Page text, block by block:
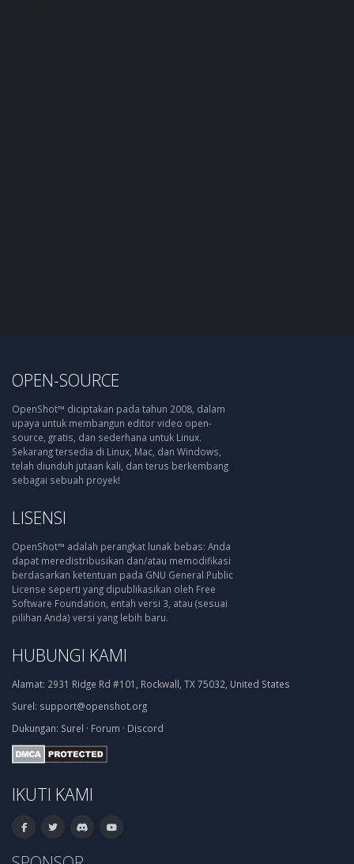
OPEN-SOURCE
OpenShot™ diciptakan pada tahun 2008, dalam
upaya untuk membangun editor video open-
source, gratis, dan sederhana untuk Linux.
Sekarang tersedia di Linux, Mac, dan Windows,
telah diunduh jutaan kali, dan terus berkembang
sebagai sebuah proyek!
LISENSI
OpenShot™ adalah perangkat lunak bebas: Anda
dapat meredistribusikan dan/atau memodifikasi
berdasarkan ketentuan pada GNU General Public
License seperti yang dipublikasikan oleh Free
Software Foundation, entah versi 3, atau (sesuai
pilihan Anda) versi yang lebih baru.
HUBUNGI KAMI
Alamat: 2931 Ridge Rd #101, Rockwall, TX 75032, United States
Surel: support@openshot.org
Dukungan: Surel · Forum · Discord
IKUTI KAMI